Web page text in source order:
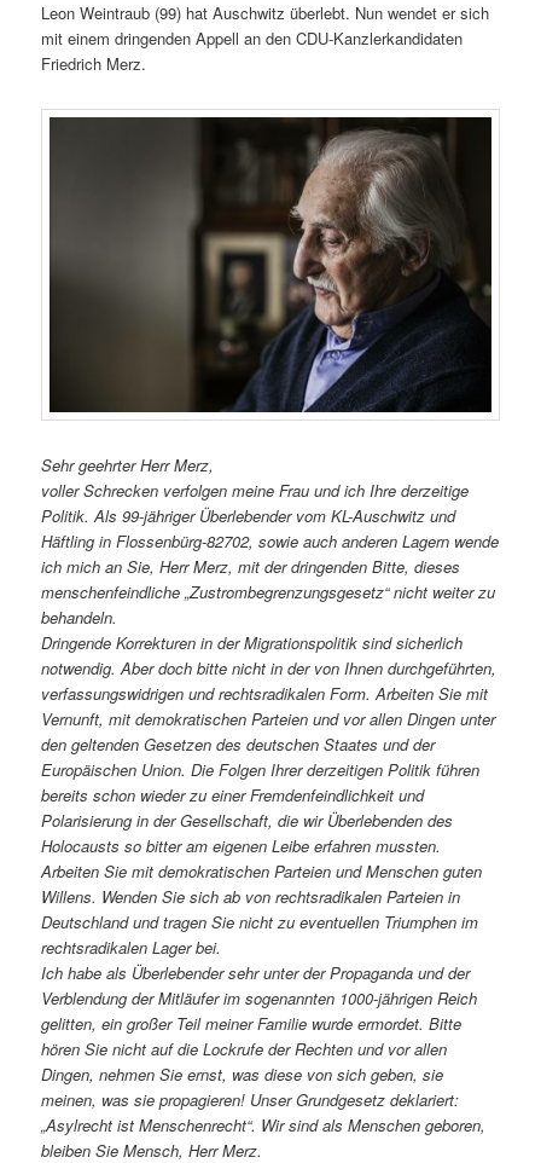
Leon Weintraub (99) hat Auschwitz überlebt. Nun wendet er sich
mit einem dringenden Appell an den CDU-Kanzlerkandidaten
Friedrich Merz.
Sehr geehrter Herr Merz,
voller Schrecken verfolgen meine Frau und ich Ihre derzeitige
Politik. Als 99-jähriger Überlebender vom KL-Auschwitz und
Häftling in Flossenbürg-82702, sowie auch anderen Lagern wende
ich mich an Sie, Herr Merz, mit der dringenden Bitte, dieses
menschenfeindliche „Zustrombegrenzungsgesetz“ nicht weiter zu
behandeln.
Dringende Korrekturen in der Migrationspolitik sind sicherlich
notwendig. Aber doch bitte nicht in der von Ihnen durchgeführten,
verfassungswidrigen und rechtsradikalen Form. Arbeiten Sie mit
Vernunft, mit demokratischen Parteien und vor allen Dingen unter
den geltenden Gesetzen des deutschen Staates und der
Europäischen Union. Die Folgen Ihrer derzeitigen Politik führen
bereits schon wieder zu einer Fremdenfeindlichkeit und
Polarisierung in der Gesellschaft, die wir Überlebenden des
Holocausts so bitter am eigenen Leibe erfahren mussten.
Arbeiten Sie mit demokratischen Parteien und Menschen guten
Willens. Wenden Sie sich ab von rechtsradikalen Parteien in
Deutschland und tragen Sie nicht zu eventuellen Triumphen im
rechtsradikalen Lager bei.
Ich habe als Überlebender sehr unter der Propaganda und der
Verblendung der Mitläufer im sogenannten 1000-jährigen Reich
gelitten, ein großer Teil meiner Familie wurde ermordet. Bitte
hören Sie nicht auf die Lockrufe der Rechten und vor allen
Dingen, nehmen Sie ernst, was diese von sich geben, sie
meinen, was sie propagieren! Unser Grundgesetz deklariert:
„Asylrecht ist Menschenrecht“. Wir sind als Menschen geboren,
bleiben Sie Mensch, Herr Merz.